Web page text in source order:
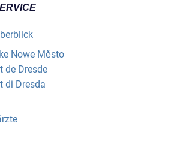
Nowe Město
de Dresde
di Dresda